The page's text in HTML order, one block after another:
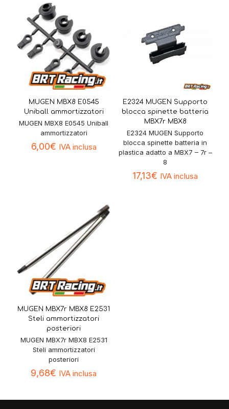
MUGEN MBX8 E0545
Uniball ammortizzatori
MUGEN MBX8 E0545 Uniball
ammortizzatori
6,00€ IVA inclusa
E2324 MUGEN Supporto
blocca spinette batteria
MBX7r MBX8
E2324 MUGEN Supporto
blocca spinette batteria in
plastica adatto a MBX7 – 7r –
8
17,13€ IVA inclusa
MUGEN MBX7r MBX8 E2531
Steli ammortizzatori
posteriori
MUGEN MBX7r MBX8 E2531
Steli ammortizzatori
posteriori
9,68€ IVA inclusa